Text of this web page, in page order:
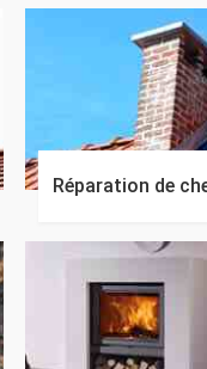
Réparation de